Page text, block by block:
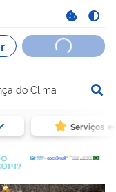
do Clima
Serviços